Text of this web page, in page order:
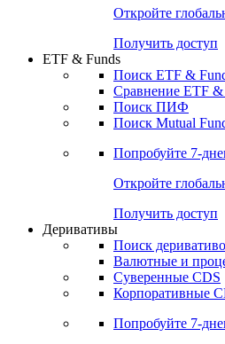
Откройте
Получить доступ
ETF & Funds
Поиск ETF &
Сравнение ETF &
Поиск ПИФ
Поиск Mutual
Попробуйте 7-
Откройте
Получить доступ
Деривативы
Поиск
Валютные и
Суверенные CDS
Корпоративные
Попробуйте 7-